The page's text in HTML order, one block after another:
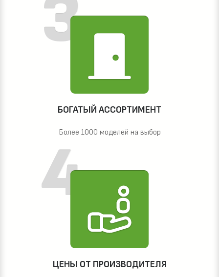
БОГАТЫЙ АССОРТИМЕНТ
Более 1000 моделей на выбор
ЦЕНЫ ОТ ПРОИЗВОДИТЕЛЯ